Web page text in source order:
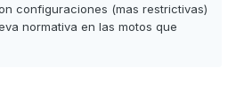
configuraciones (mas restrictivas)
normativa en las motos que